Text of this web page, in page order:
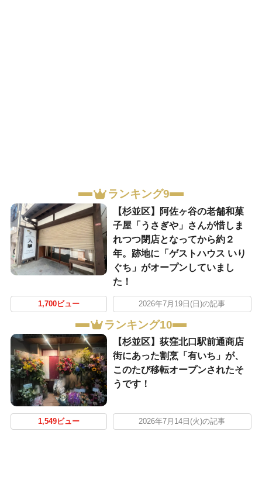
ランキング9
【杉並区】阿佐ヶ谷の老舗和菓
子屋「うさぎや」さんが惜しま
れつつ閉店となってから約２
年。跡地に「ゲストハウス いり
ぐち」がオープンしていまし
た！
1,700ビュー 2026年7月19日(日)の記事
ランキング10
【杉並区】荻窪北口駅前通商店
街にあった割烹「有いち」が、
このたび移転オープンされたそ
うです！
1,549ビュー 2026年7月14日(火)の記事